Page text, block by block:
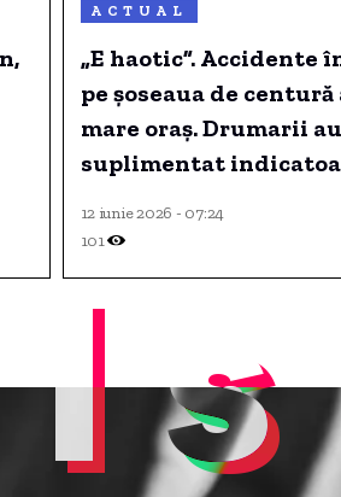
ACTUAL
„E haotic”. Accidente
pe șoseaua de
mare oraș. Drumarii au
suplimentat
12 iunie 2026 - 07:24
101